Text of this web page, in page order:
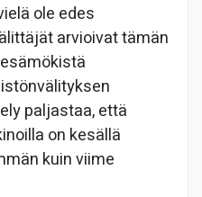
ole edes
arvioivat tämän
paljastaa, että
on kesällä
kuin viime